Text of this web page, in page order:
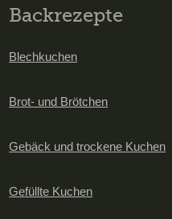
Backrezepte
Blechkuchen
Brot- und Brötchen
Gebäck und trockene Kuchen
Gefüllte Kuchen